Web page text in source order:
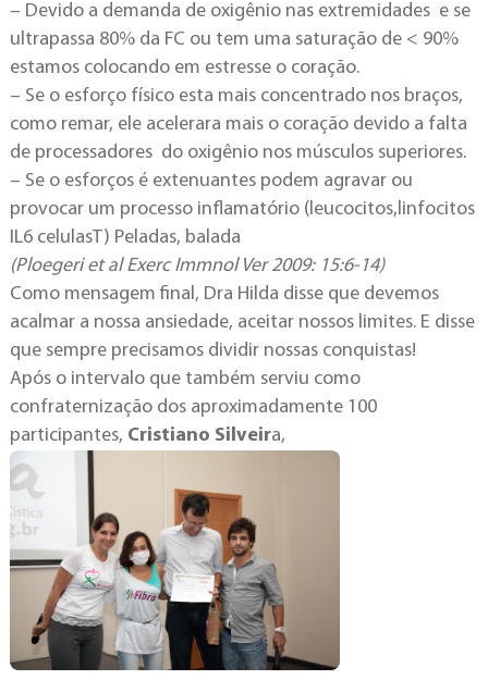
– Devido a demanda de oxigênio nas extremidades e se
ultrapassa 80% da FC ou tem uma saturação de < 90%
estamos colocando em estresse o coração.
– Se o esforço físico esta mais concentrado nos braços,
como remar, ele acelerara mais o coração devido a falta
de processadores do oxigênio nos músculos superiores.
– Se o esforços é extenuantes podem agravar ou
provocar um processo inflamatório (leucocitos,linfocitos
IL6 celulasT) Peladas, balada
(Ploegeri et al Exerc Immnol Ver 2009: 15:6-14)
Como mensagem final, Dra Hilda disse que devemos
acalmar a nossa ansiedade, aceitar nossos limites. E disse
que sempre precisamos dividir nossas conquistas!
Após o intervalo que também serviu como
confraternização dos aproximadamente 100
participantes, Cristiano Silveira,